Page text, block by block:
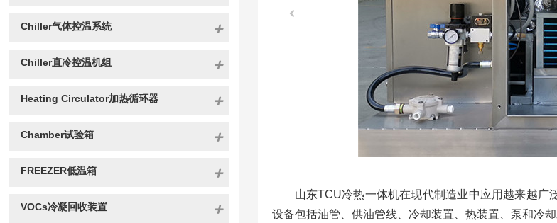
山东TCU冷热一体机在现代制造业中应用越来越广
设备包括油管、供油管线、冷却装置、热装置、泵和冷
Chiller气体控温系统
Chiller直冷控温机组
Heating Circulator加热循环器
Chamber试验箱
FREEZER低温箱
VOCs冷凝回收装置